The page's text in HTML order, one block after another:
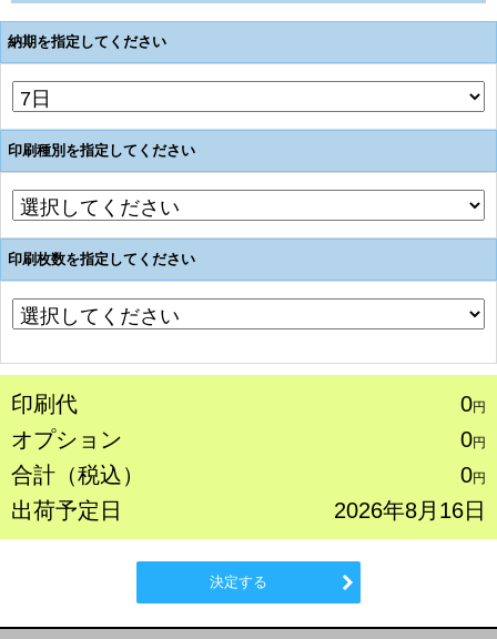
納期を指定してください
印刷種別を指定してください
印刷枚数を指定してください
印刷代 0円
オプション 0円
合計（税込） 0円
出荷予定日 2026年8月16日
決定する